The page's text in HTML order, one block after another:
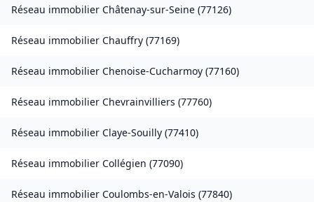
Réseau immobilier Châtenay-sur-Seine (77126)
Réseau immobilier Chauffry (77169)
Réseau immobilier Chenoise-Cucharmoy (77160)
Réseau immobilier Chevrainvilliers (77760)
Réseau immobilier Claye-Souilly (77410)
Réseau immobilier Collégien (77090)
Réseau immobilier Coulombs-en-Valois (77840)